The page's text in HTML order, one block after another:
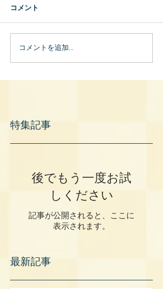
コメント
コメントを追加…
特集記事
後でもう一度お試
しください
記事が公開されると、ここに
表示されます。
最新記事